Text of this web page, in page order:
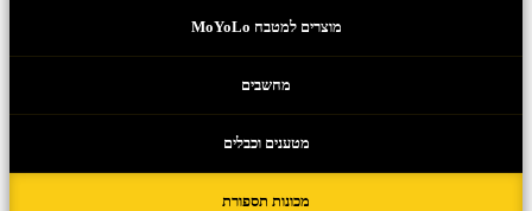
מוצרים למטבח MoYoLo
מחשבים
מטענים וכבלים
מכונות תספורת